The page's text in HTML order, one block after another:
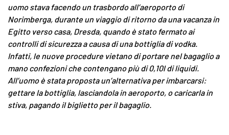
uomo stava facendo un trasbordo all’aeroporto di
Norimberga, durante un viaggio di ritorno da una vacanza in
Egitto verso casa, Dresda, quando è stato fermato ai
controlli di sicurezza a causa di una bottiglia di vodka.
Infatti, le nuove procedure vietano di portare nel bagaglio a
mano confezioni che contengano più di 0,10l di liquidi.
All’uomo è stata proposta un’alternativa per imbarcarsi:
gettare la bottiglia, lasciandola in aeroporto, o caricarla in
stiva, pagando il biglietto per il bagaglio.